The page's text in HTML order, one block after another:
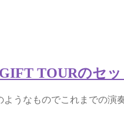
TOURのセッ
うなものでこれまでの